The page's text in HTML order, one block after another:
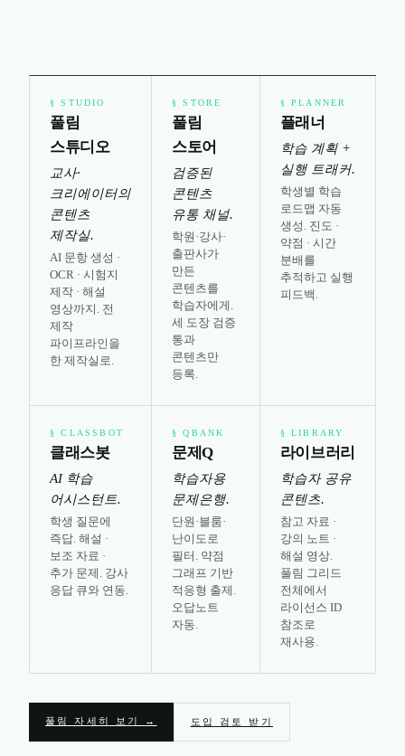
§STUDIO
풀림
스튜디오
교사·
크리에이터의
콘텐츠
제작실.
AI 문항 생성 ·
OCR · 시험지
제작 · 해설
영상까지. 전
제작
파이프라인을
한 제작실로.
§STORE
풀림
스토어
검증된
콘텐츠
유통 채널.
학원·강사·
출판사가
만든
콘텐츠를
학습자에게.
세 도장 검증
통과
콘텐츠만
등록.
§ PLANNER
플래너
학습 계획 +
실행 트래커.
학생별 학습
로드맵 자동
생성. 진도 ·
약점 · 시간
분배를
추적하고 실행
피드백.
§CLASSBOT
클래스봇
AI 학습
어시스턴트.
학생 질문에
즉답. 해설 ·
보조 자료 ·
추가 문제. 강사
응답 큐와 연동.
§QBANK
문제Q
학습자용
문제은행.
단원·블룸·
난이도로
필터. 약점
그래프 기반
적응형 출제.
오답노트
자동.
§ LIBRARY
라이브러리
학습자 공유
콘텐츠.
참고 자료 ·
강의 노트 ·
해설 영상.
풀림 그리드
전체에서
라이선스 ID
참조로
재사용.
풀림 자세히 보기 → 도입 검토 받기